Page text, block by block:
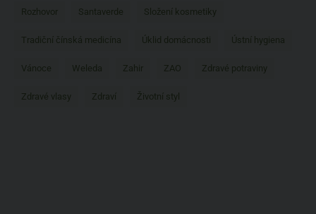
Rozhovor Santaverde Složení kosmetiky
Tradiční čínská medicína Úklid domácnosti Ústní hygiena
Vánoce Weleda Zahir ZAO Zdravé potraviny
Zdravé vlasy Zdraví Životní styl